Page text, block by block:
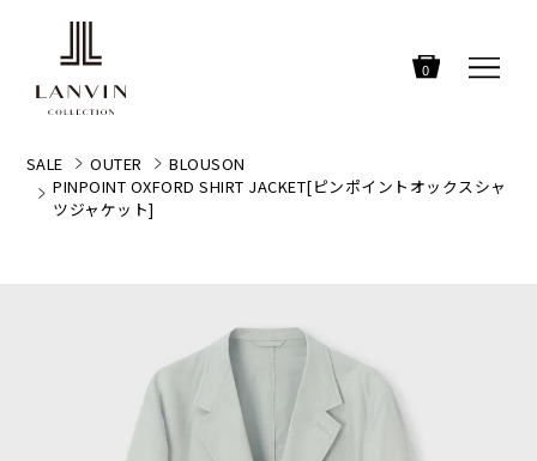
0
SALE OUTER
BLOUSON
PINPOINT OXFORD SHIRT JACKET[ピンポイントオックスシャ
ツジャケット]